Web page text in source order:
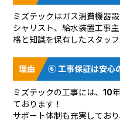
ミズテックはガス消費機器
シャリスト、給水装置工事
格と知識を保有したスタッフ
⑥ 工事保証は安心
ミズテックの工事には、10
ております！
サポート体制も充実してお